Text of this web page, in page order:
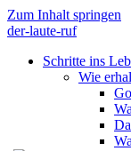
Zum Inhalt springen
der-laute-ruf
Schritte ins
Wie